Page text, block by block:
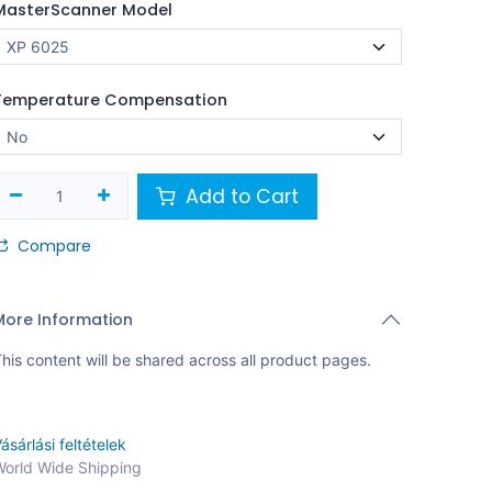
Model
Compensation
Add to Cart
Compare
Information
content will be shared across all product pages.
feltételek
Wide Shipping